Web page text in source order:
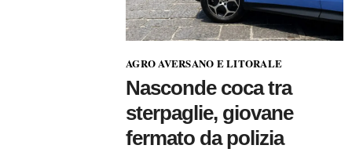
AGRO AVERSANO E LITORALE
Nasconde coca tra
sterpaglie, giovane
fermato da polizia